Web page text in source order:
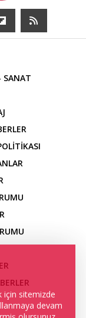
SANAT
için sitemizde
devam